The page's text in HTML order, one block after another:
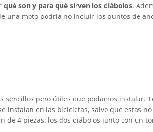
qué son y para qué sirven los diábolos.
una moto podría no incluir los puntos de
sencillos pero útiles que podamos instalar.
instalan en las bicicletas, salvo que estas
de 4 piezas: los dos diábolos junto con un